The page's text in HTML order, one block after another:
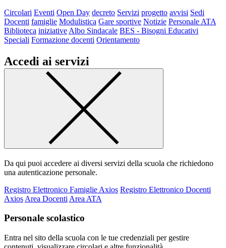
Circolari Eventi Open Day decreto Servizi progetto avvisi Sedi
Docenti famiglie Modulistica Gare sportive Notizie Personale ATA
Biblioteca iniziative Albo Sindacale BES - Bisogni Educativi
Speciali Formazione docenti Orientamento
Accedi ai servizi
Da qui puoi accedere ai diversi servizi della scuola che richiedono
una autenticazione personale.
Registro Elettronico Famiglie Axios Registro Elettronico Docenti
Axios Area Docenti Area ATA
Personale scolastico
Entra nel sito della scuola con le tue credenziali per gestire